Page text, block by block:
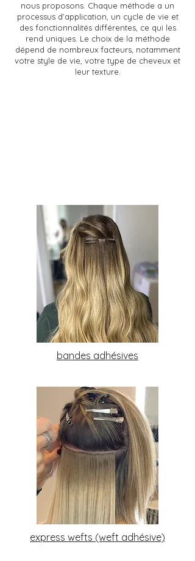
nous proposons. Chaque méthode a un
processus d’application, un cycle de vie et
des fonctionnalités différentes, ce qui les
rend uniques. Le choix de la méthode
dépend de nombreux facteurs, notamment
votre style de vie, votre type de cheveux et
leur texture.
bandes adhésives
express wefts (weft adhésive)